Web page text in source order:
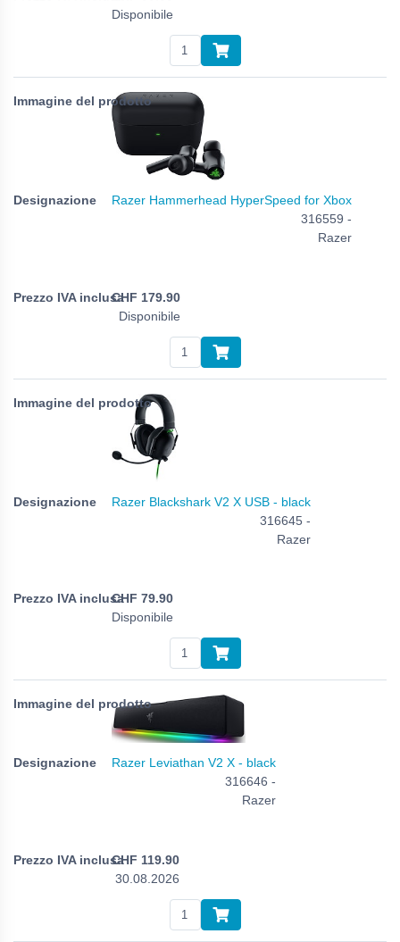
Disponibile
Razer Hammerhead HyperSpeed for Xbox
316559 -
Razer
CHF 179.90
Disponibile
Razer Blackshark V2 X USB - black
316645 -
Razer
CHF 79.90
Disponibile
Razer Leviathan V2 X - black
316646 -
Razer
CHF 119.90
30.08.2026